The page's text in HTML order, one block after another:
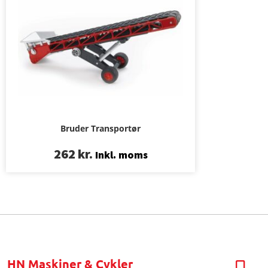
Bruder Transportør
262 kr. Inkl. moms
HN Maskiner & Cykler